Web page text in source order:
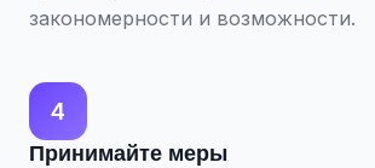
закономерности и возможности.
4
Принимайте меры